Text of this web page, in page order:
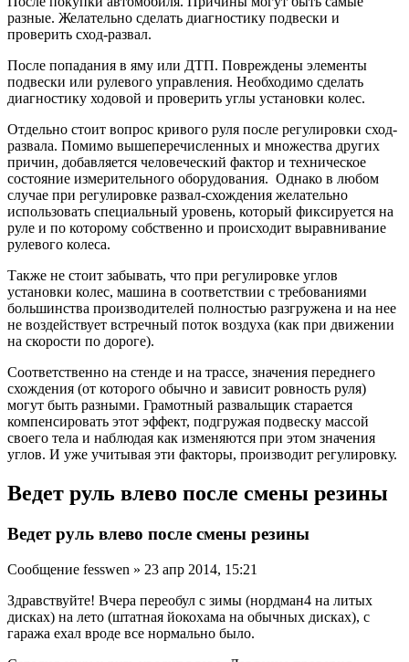
разные. Желательно сделать диагностику подвески и
проверить сход-развал.
После попадания в яму или ДТП. Повреждены элементы
подвески или рулевого управления. Необходимо сделать
диагностику ходовой и проверить углы установки колес.
Отдельно стоит вопрос кривого руля после регулировки сход-
развала. Помимо вышеперечисленных и множества других
причин, добавляется человеческий фактор и техническое
состояние измерительного оборудования. Однако в любом
случае при регулировке развал-схождения желательно
использовать специальный уровень, который фиксируется на
руле и по которому собственно и происходит выравнивание
рулевого колеса.
Также не стоит забывать, что при регулировке углов
установки колес, машина в соответствии с требованиями
большинства производителей полностью разгружена и на нее
не воздействует встречный поток воздуха (как при движении
на скорости по дороге).
Соответственно на стенде и на трассе, значения переднего
схождения (от которого обычно и зависит ровность руля)
могут быть разными. Грамотный развальщик старается
компенсировать этот эффект, подгружая подвеску массой
своего тела и наблюдая как изменяются при этом значения
углов. И уже учитывая эти факторы, производит регулировку.
Ведет руль влево после смены резины
Ведет руль влево после смены резины
Сообщение fesswen » 23 апр 2014, 15:21
Здравствуйте! Вчера переобул с зимы (нордман4 на литых
дисках) на лето (штатная йокохама на обычных дисках), с
гаража ехал вроде все нормально было.